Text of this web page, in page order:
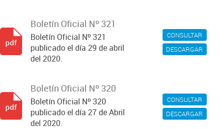
CONSULTAR
DESCARGAR
Boletín Oficial Nº 321
Boletín Oficial Nº 321
publicado el día 29 de abril
del 2020.
pdf
CONSULTAR
DESCARGAR
Boletín Oficial Nº 320
Boletín Oficial Nº 320
publicado el día 27 de Abril
del 2020.
pdf